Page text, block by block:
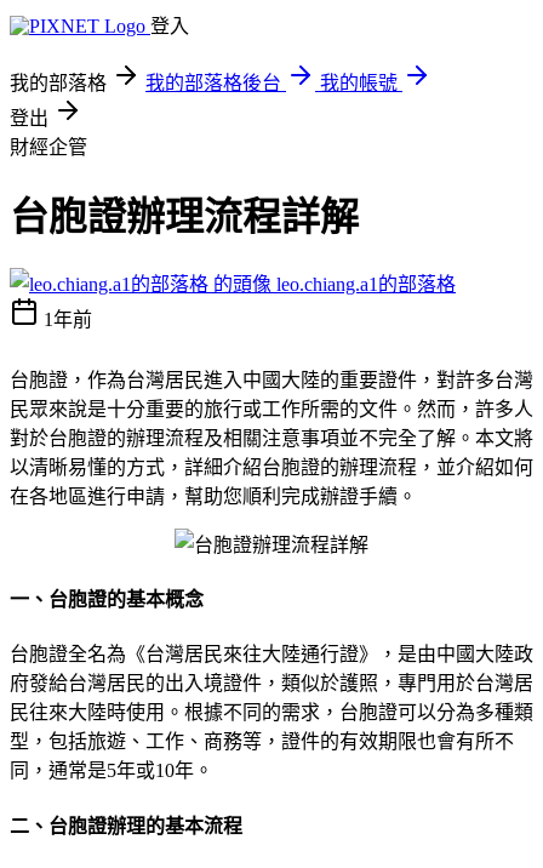
登入
我的部落格 我的部落格後台
我的帳號
登出
財經企管
台胞證辦理流程詳解
leo.chiang.a1的部落格
1年前
台胞證，作為台灣居民進入中國大陸的重要證件，對許多台灣
民眾來說是十分重要的旅行或工作所需的文件。然而，許多人
對於台胞證的辦理流程及相關注意事項並不完全了解。本文將
以清晰易懂的方式，詳細介紹台胞證的辦理流程，並介紹如何
在各地區進行申請，幫助您順利完成辦證手續。
一、台胞證的基本概念
台胞證全名為《台灣居民來往大陸通行證》，是由中國大陸政
府發給台灣居民的出入境證件，類似於護照，專門用於台灣居
民往來大陸時使用。根據不同的需求，台胞證可以分為多種類
型，包括旅遊、工作、商務等，證件的有效期限也會有所不
同，通常是5年或10年。
二、台胞證辦理的基本流程